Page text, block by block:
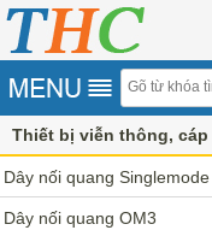
Thiết bị viễn thông, cáp
Dây nối quang
Dây nối quang OM3